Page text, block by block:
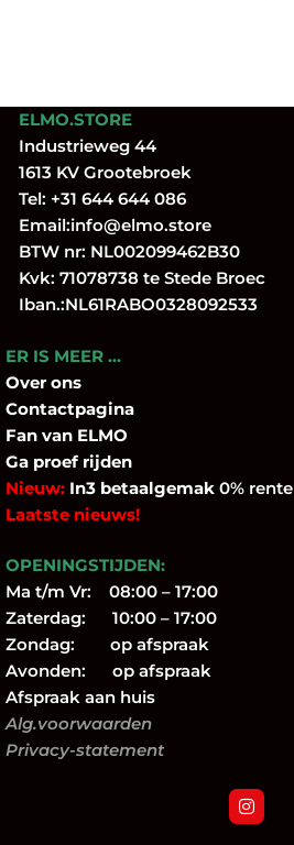
ELMO.STORE
Industrieweg 44
1613 KV Grootebroek
Tel: +31 644 644 086
Email:info@elmo.store
BTW nr: NL002099462B30
Kvk: 71078738 te Stede Broec
Iban.:NL61RABO0328092533
ER IS MEER …
Over ons
Contactpagina
Fan van ELMO
Ga proef rijden
Nieuw: In3 betaalgemak 0% rente
Laatste nieuws!
OPENINGSTIJDEN:
Ma t/m Vr: 08:00 – 17:00
Zaterdag: 10:00 – 17:00
Zondag: op afspraak
Avonden: op afspraak
Afspraak aan huis
Alg.voorwaarden
Privacy-statement